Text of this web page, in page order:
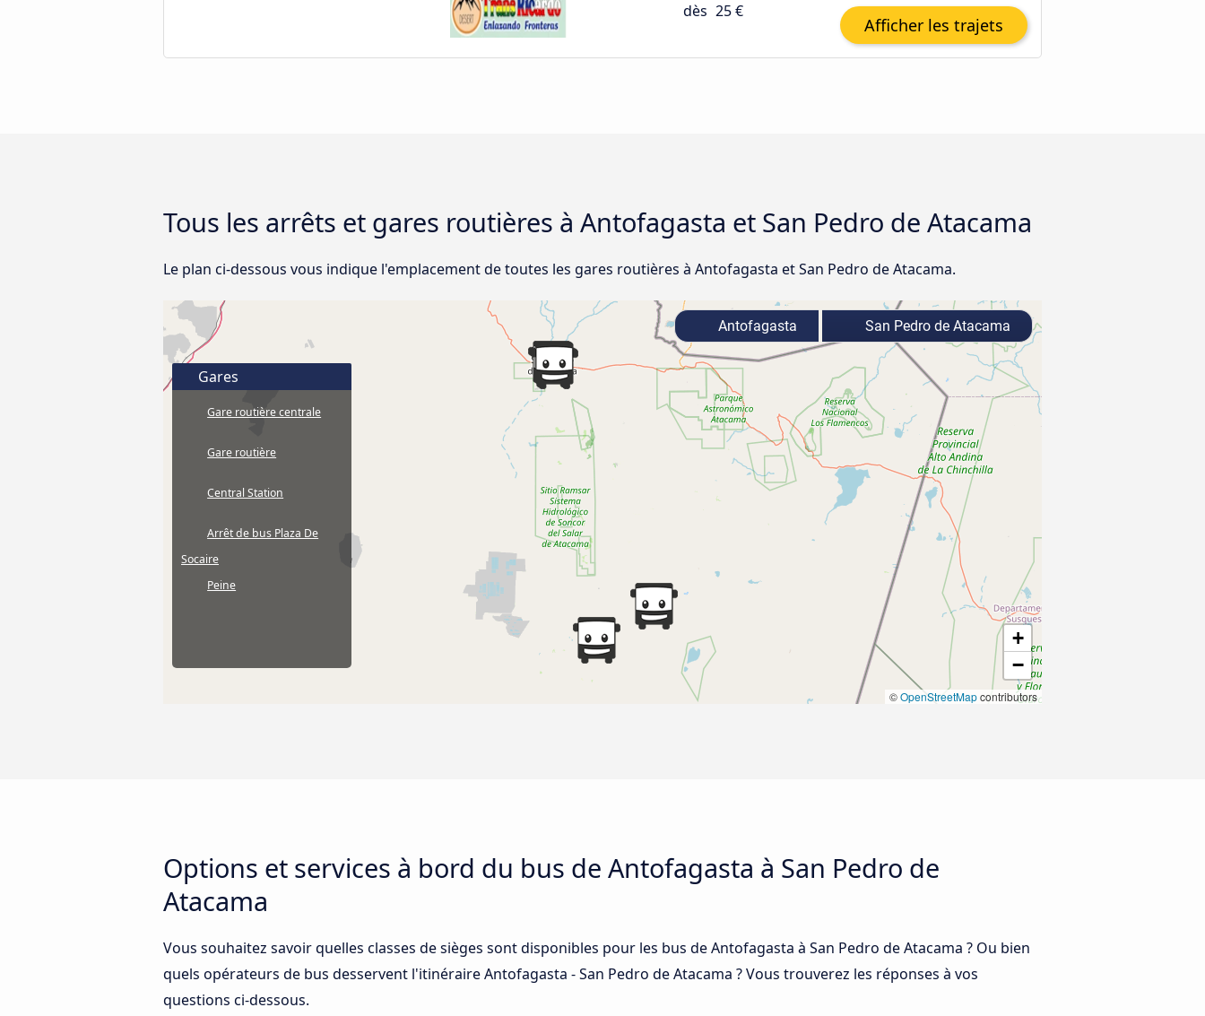
dès 25 €
Afficher les trajets
Tous les arrêts et gares routières à Antofagasta et San Pedro de Atacama
Le plan ci-dessous vous indique l'emplacement de toutes les gares routières à Antofagasta et San Pedro de Atacama.
+
−
©OpenStreetMapcontributors
Gares
Gare routière centrale
Gare routière
Central Station
Arrêt de bus Plaza De
Socaire
Peine
Antofagasta San Pedro de Atacama
Options et services à bord du bus de Antofagasta à San Pedro de
Atacama
Vous souhaitez savoir quelles classes de sièges sont disponibles pour les bus de Antofagasta à San Pedro de Atacama ? Ou bien
quels opérateurs de bus desservent l'itinéraire Antofagasta - San Pedro de Atacama ? Vous trouverez les réponses à vos
questions ci-dessous.